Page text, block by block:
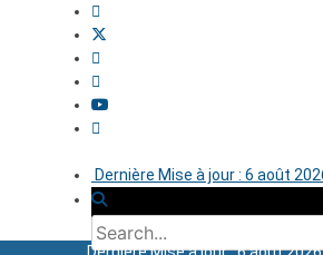
Dernière Mise à jour : 6 août
Dernière Mise à jour : 6 août